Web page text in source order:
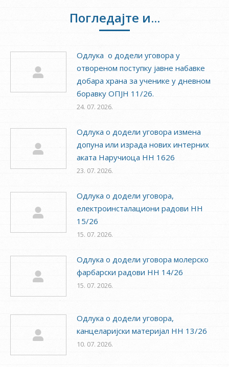
Погледајте и...
Одлука о додели уговора у
отвореном поступку јавне набавке
добара храна за ученике у дневном
боравку ОПЈН 11/26.
24. 07. 2026.
Одлука о додели уговора измена
допуна или израда нових интерних
аката Наручиоца НН 1626
23. 07. 2026.
Одлука о додели уговора,
електроинсталациони радови НН
15/26
15. 07. 2026.
Одлука о додели уговора молерско
фарбарски радови НН 14/26
15. 07. 2026.
Одлука о додели уговора,
канцеларијски материјал НН 13/26
10. 07. 2026.